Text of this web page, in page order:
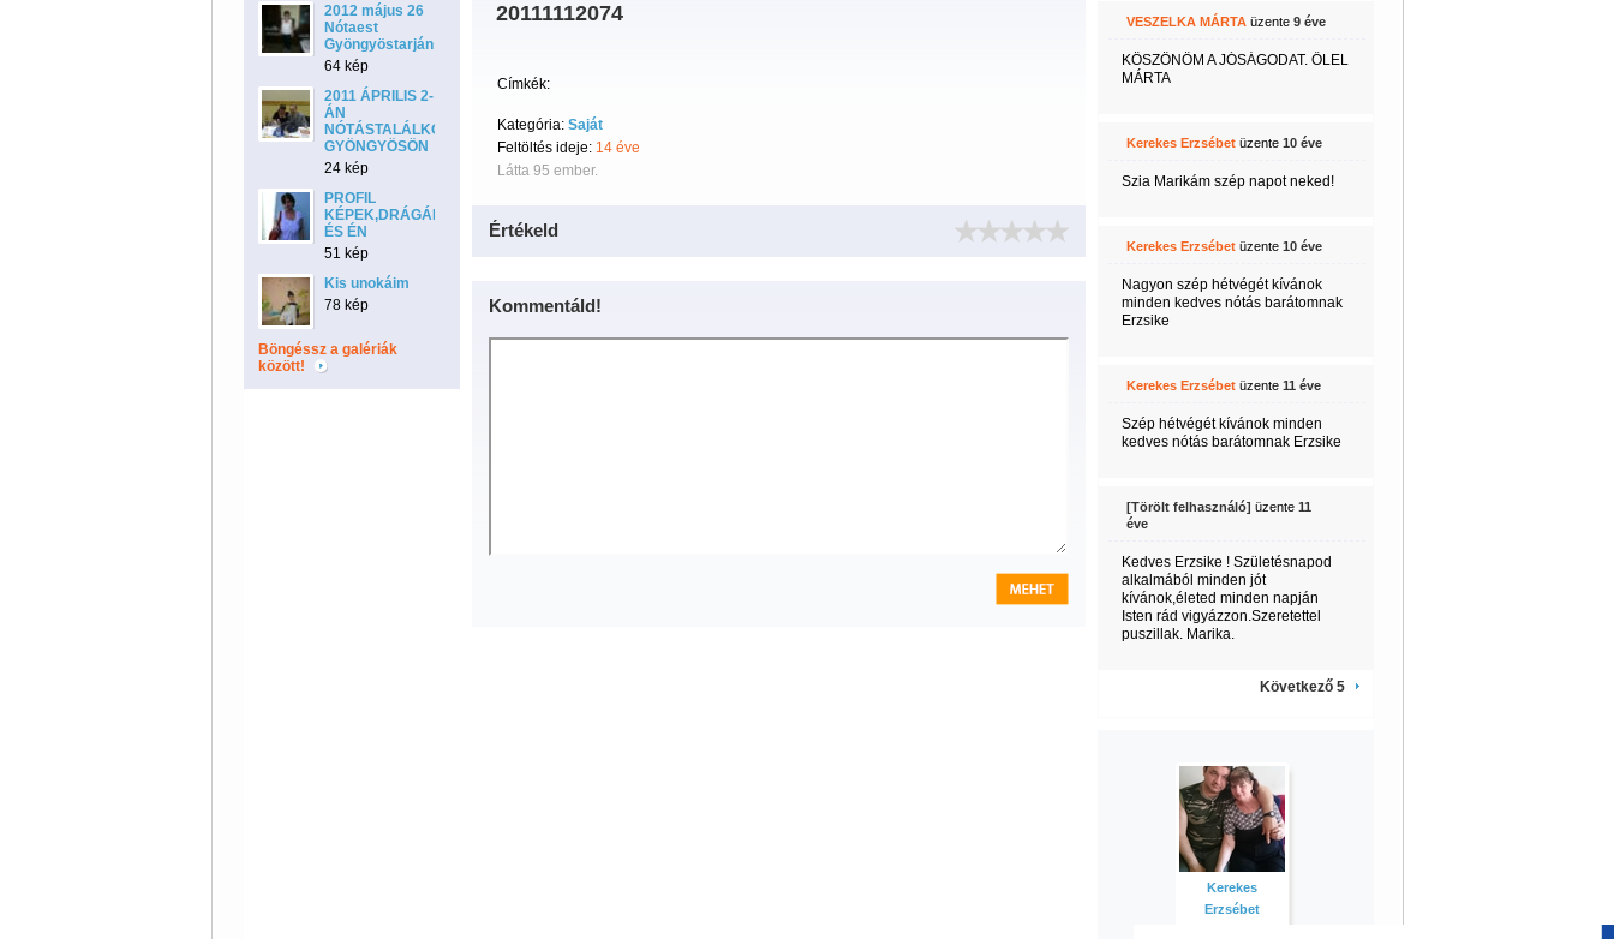
2012 május 26
Nótaest
Gyöngyöstarján
64 kép
2011 ÁPRILIS 2-
ÁN
NÓTÁSTALÁLKOZÓ
GYÖNGYÖSÖN
24 kép
PROFIL
KÉPEK,DRÁGÁM
ÉS ÉN
51 kép
Kis unokáim
78 kép
Böngéssz a galériák
között!
20111112074
Címkék:
Kategória: Saját
Feltöltés ideje: 14 éve
Látta 95 ember.
Értékeld
Kommentáld!
VESZELKA MÁRTAüzente 9 éve
KÖSZÖNÖM A JÓSÁGODAT. ŐLEL
MÁRTA
Kerekes Erzsébetüzente 10 éve
Szia Marikám szép napot neked!
Kerekes Erzsébetüzente 10 éve
Nagyon szép hétvégét kívánok
minden kedves nótás barátomnak
Erzsike
Kerekes Erzsébetüzente 11 éve
Szép hétvégét kívánok minden
kedves nótás barátomnak Erzsike
[Törölt felhasználó] üzente 11
éve
Kedves Erzsike ! Születésnapod
alkalmából minden jót
kívánok,életed minden napján
Isten rád vigyázzon.Szeretettel
puszillak. Marika.
Következő 5
Kerekes
Erzsébet